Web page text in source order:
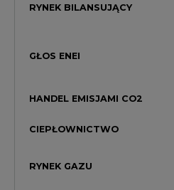
RYNEK BILANSUJĄCY
GŁOS ENEI
HANDEL EMISJAMI CO2
CIEPŁOWNICTWO
RYNEK GAZU